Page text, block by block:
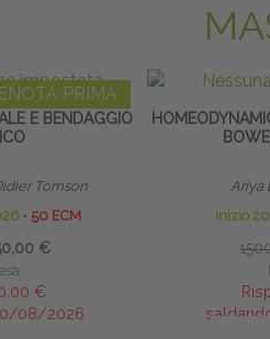
PRIMA
E BENDAGGIO
Tomson
∙ 50 ECM
€
€
08/2026
Ariya
inizio